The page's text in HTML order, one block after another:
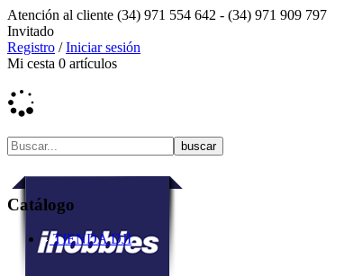
Atención al cliente (34) 971 554 642 - (34) 971 909 797
Invitado
Registro /Iniciar sesión
Mi cesta 0 artículos
Catálogo
TIENDA DJI